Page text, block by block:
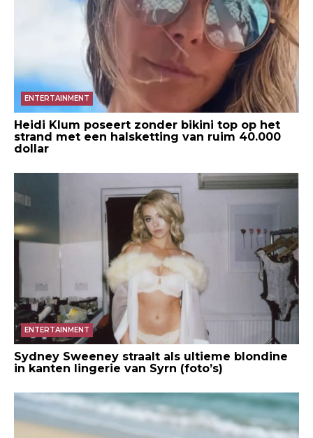
ENTERTAINMENT
Heidi Klum poseert zonder bikini top op het
strand met een halsketting van ruim 40.000
dollar
ENTERTAINMENT
Sydney Sweeney straalt als ultieme blondine
in kanten lingerie van Syrn (foto’s)